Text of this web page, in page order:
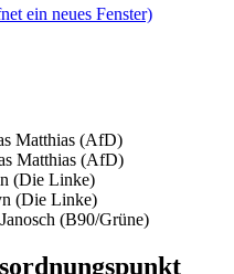
ein neues Fenster)
Matthias (AfD)
Matthias (AfD)
(Die Linke)
(Die Linke)
(B90/Grüne)